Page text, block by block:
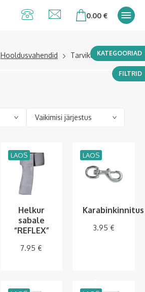
0.00 €
Hooldusvahendid Tarvikud
Helkur
sabale
“REFLEX”
7.95 €
LAOS
Karabinkinnitus
3.95 €
LAOS
KATEGOORIAD
FILTRID